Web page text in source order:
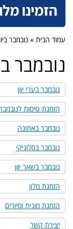
עמוד הבית » נובמבר
נובמבר
נובמבר בערי יוון
הזמנת טיסות
נובמבר באתונה
נובמבר בסלוניקי
נובמבר בשאר יוון
הזמנת מלון
הזמנת מונית וסיורים
יצירת קשר